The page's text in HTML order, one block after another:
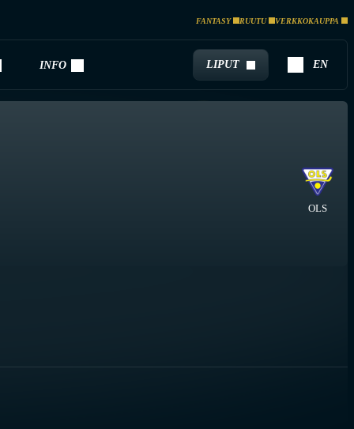
FANTASY RUUTU VERKKOKAUPPA
INFO LIPUT EN
OLS